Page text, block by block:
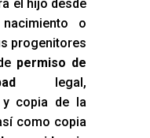
el hijo desde
o
progenitores
permiso de
legal,
y copia de la
como copia